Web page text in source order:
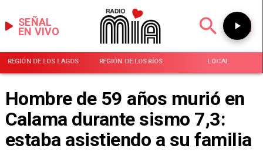
EN VIVO
SEÑAL
REGIÓN DE LOS LAGOS REGIÓN DE LOS RÍOS LOCAL
Hombre de 59 años murió en
Calama durante sismo 7,3:
estaba asistiendo a su familia